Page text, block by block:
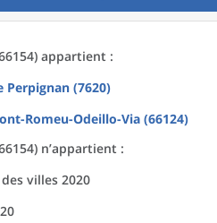
appartient :
Perpignan (7620)
Romeu-Odeillo-Via (66124)
n’appartient :
villes 2020